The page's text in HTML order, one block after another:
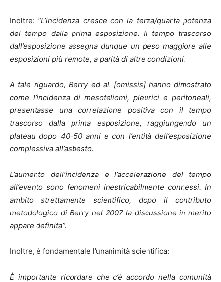
Inoltre: “L’incidenza cresce con la terza/quarta potenza
del tempo dalla prima esposizione.Il tempo trascorso
dall’esposizione assegna dunque un peso maggiore alle
esposizioni più remote, a parità di altre condizioni.
A tale riguardo, Berry ed al. [omissis] hanno dimostrato
come l’incidenza di mesoteliomi, pleurici e peritoneali,
presentasse una correlazione positiva con il tempo
trascorso dalla prima esposizione, raggiungendo un
plateau dopo 40-50 anni e con l’entità dell’esposizione
complessiva all’asbesto.
L’aumento dell’incidenza e l’accelerazione del tempo
all’evento sono fenomeni inestricabilmente connessi. In
ambito strettamente scientifico, dopo il contributo
metodologico di Berry nel 2007 la discussione in merito
appare definita”.
Inoltre, é fondamentale l’unanimità scientifica:
È importante ricordare che c’è accordo nella comunità